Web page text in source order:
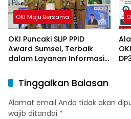
OKI Maju Bersama
OKI Puncaki SLIP PPID
Award Sumsel, Terbaik
dalam Layanan Informasi
Tinggalkan Balasan
Alamat email Anda tidak akan
wajib ditandai *